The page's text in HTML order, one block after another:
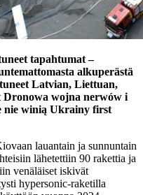
tapahtumat –
alkuperästä
Latvian, Liettuan,
Dronowa wojna nerwów i
nie winią Ukrainy first
lauantain ja sunnuntain
lähetettiin 90 rakettia ja
venäläiset iskivät
hypersonic-raketilla